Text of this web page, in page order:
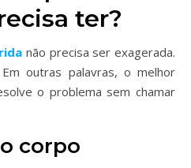
ter?
não precisa ser exagerada.
outras palavras, o melhor
o problema sem chamar
corpo